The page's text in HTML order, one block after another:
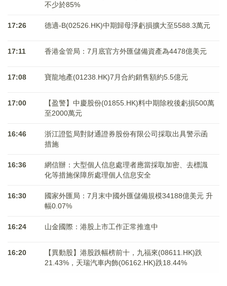
不少於85%
17:26 德適-B(02526.HK)中期歸母淨虧損擴大至5588.3萬元
17:11 香港金管局：7月底官方外匯儲備資產為4478億美元
17:08 寶龍地產(01238.HK)7月合約銷售額約5.5億元
17:00
【盈警】中慶股份(01855.HK)料中期除稅後虧損500萬
至2000萬元
16:46
浙江證監局對財通證券股份有限公司採取出具警示函
措施
16:36
網信辦：大型個人信息處理者應當採取加密、去標識
化等措施保障所處理個人信息安全
16:30
國家外匯局：7月末中國外匯儲備規模34188億美元 升
幅0.07%
16:24 山金國際：港股上市工作正常推進中
16:20
【異動股】港股跌幅榜前十，九福來(08611.HK)跌
21.43%，天瑞汽車内飾(06162.HK)跌18.44%